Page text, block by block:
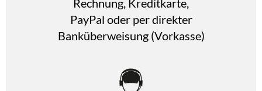
PayPal oder per direkter
Banküberweisung (Vorkasse)